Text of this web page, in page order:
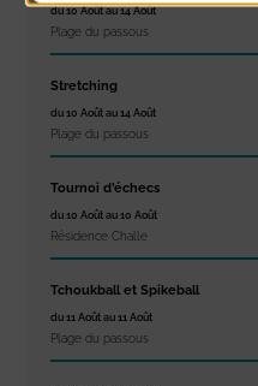
du 10 Août au 14 Août
Plage du passous
Stretching
du 10 Août au 14 Août
Plage du passous
Tournoi d’échecs
du 10 Août au 10 Août
Résidence Challe
Tchoukball et Spikeball
du 11 Août au 11 Août
Plage du passous